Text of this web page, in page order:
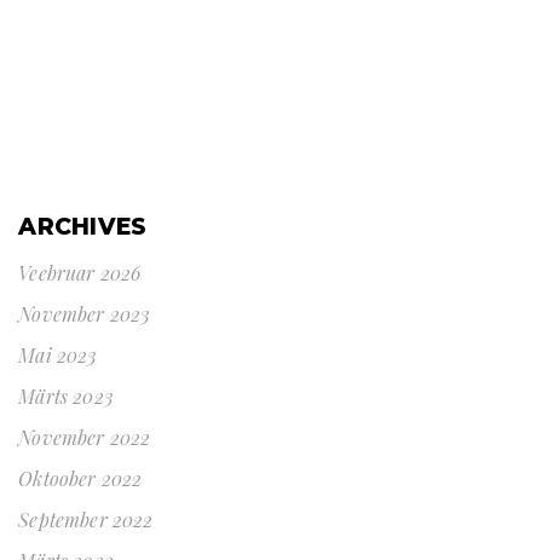
ARCHIVES
Veebruar 2026
November 2023
Mai 2023
Märts 2023
November 2022
Oktoober 2022
September 2022